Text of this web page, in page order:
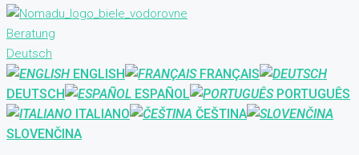
Beratung
Deutsch
ENGLISH
FRANÇAIS
DEUTSCH
ESPAÑOL
PORTUGUÊS
ITALIANO
ČEŠTINA
SLOVENČINA